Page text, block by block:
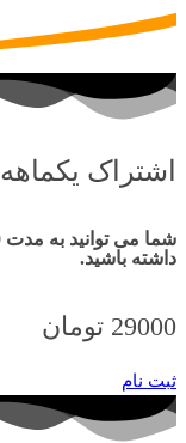
اشتراک یکماهه
داشته باشید.
29000 تومان
ثبت نام